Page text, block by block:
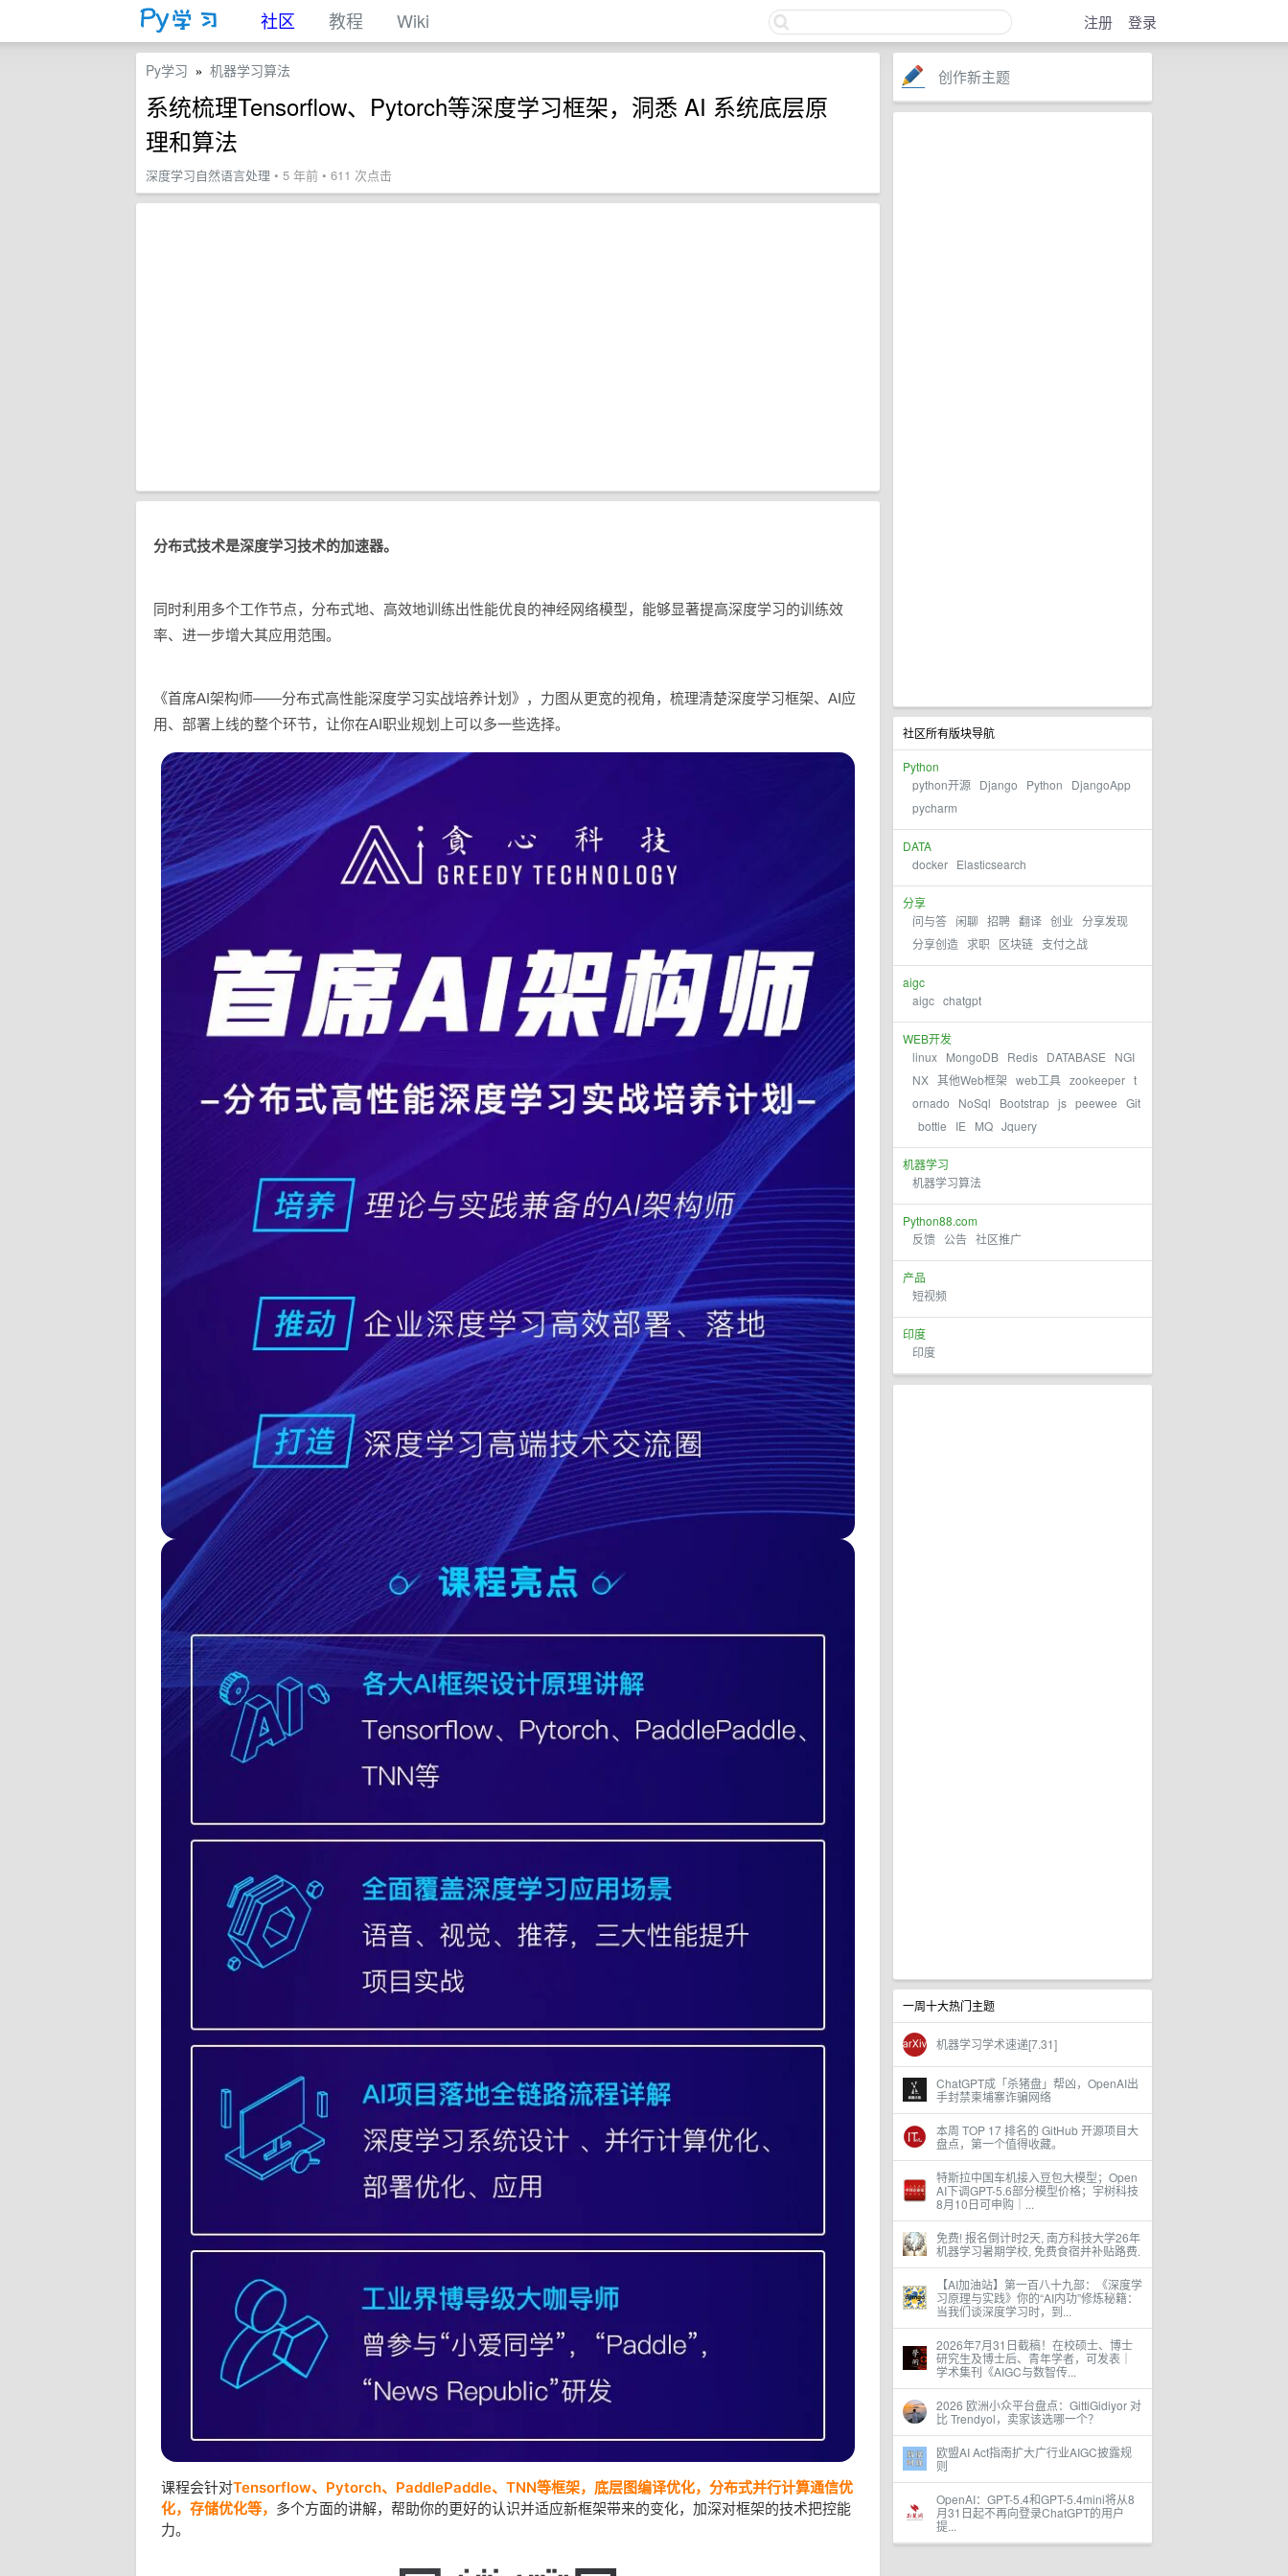
社区 教程 Wiki 注册 登录
创作新主题
社区所有版块导航
Python
python开源 Django Python
DjangoApp
pycharm
DATA
docker Elasticsearch
分享
问与答 闲聊 招聘 翻译 创业 分享发现
分享创造 求职 区块链 支付之战
aigc
aigc chatgpt
WEB开发
linux MongoDB Redis DATABASE
NGI
NX 其他Web框架 web工具 zookeeper t
ornado
NoSql Bootstrap js peewee Git
bottle
IE MQ Jquery
机器学习
机器学习算法
Python88.com
反馈 公告 社区推广
产品
短视频
印度
印度
一周十大热门主题
机器学习学术速递[7.31]
ChatGPT成「杀猪盘」帮凶，OpenAI出
手封禁柬埔寨诈骗网络
本周 TOP 17 排名的 GitHub 开源项目大
盘点，第一个值得收藏。
特斯拉中国车机接入豆包大模型；Open
AI下调GPT-5.6部分模型价格；宇树科技
8月10日可申购｜...
免费! 报名倒计时2天, 南方科技大学26年
机器学习暑期学校, 免费食宿并补贴路费.
【AI加油站】第一百八十九部：《深度学
习原理与实践》你的“AI内功”修炼秘籍：
当我们谈深度学习时，到...
2026年7月31日截稿！在校硕士、博士
研究生及博士后、青年学者，可发表｜
学术集刊《AIGC与数智传...
2026 欧洲小众平台盘点：GittiGidiyor 对
比 Trendyol，卖家该选哪一个？
欧盟AI Act指南扩大广行业AIGC披露规
则
OpenAI：GPT-5.4和GPT-5.4mini将从8
月31日起不再向登录ChatGPT的用户
提...
Py学习 » 机器学习算法
系统梳理Tensorflow、Pytorch等深度学习框架，洞悉 AI 系统底层原
理和算法
深度学习自然语言处理 • 5 年前 • 611 次点击
分布式技术是深度学习技术的加速器。
同时利用多个工作节点，分布式地、高效地训练出性能优良的神经网络模型，能够显著提高深度学习的训练效
率、进一步增大其应用范围。
《首席AI架构师——分布式高性能深度学习实战培养计划》，力图从更宽的视角，梳理清楚深度学习框架、AI应
用、部署上线的整个环节，让你在AI职业规划上可以多一些选择。
课程会针对Tensorflow、Pytorch、PaddlePaddle、TNN等框架，底层图编译优化，分布式并行计算通信优
化，存储优化等， 多个方面的讲解，帮助你的更好的认识并适应新框架带来的变化，加深对框架的技术把控能
力。